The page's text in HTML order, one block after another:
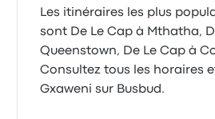
Les itinéraires les plus
sont De Le Cap à Mthatha,
Queenstown, De Le Cap à
Consultez tous les horaires
Gxaweni sur Busbud.